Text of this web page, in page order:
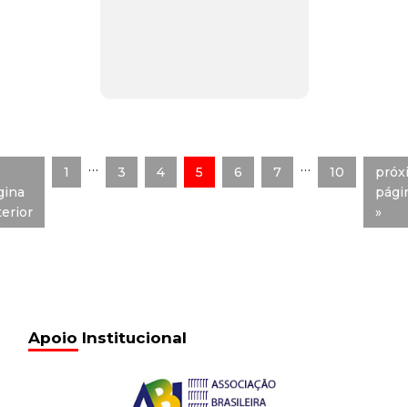
1 … 3 4 5 6 7 … 10
»
Apoio Institucional